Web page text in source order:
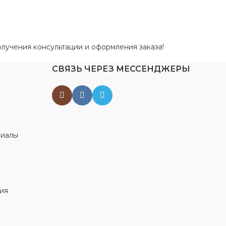
консультации и оформления заказа!
СВЯЗЬ ЧЕРЕЗ МЕССЕНДЖЕРЫ